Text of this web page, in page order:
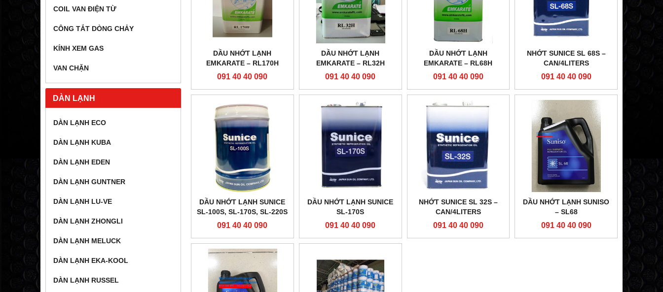
COIL VAN ĐIỆN TỪ
CÔNG TẮT DÒNG CHẢY
KÍNH XEM GAS
VAN CHẶN
DÀN LẠNH
DÀN LẠNH ECO
DÀN LẠNH KUBA
DÀN LẠNH EDEN
DÀN LẠNH GUNTNER
DÀN LẠNH LU-VE
DÀN LẠNH ZHONGLI
DÀN LẠNH MELUCK
DÀN LẠNH EKA-KOOL
DÀN LẠNH RUSSEL
DẦU NHỚT LẠNH
EMKARATE – RL170H
091 40 40 090
DẦU NHỚT LẠNH
EMKARATE – RL32H
091 40 40 090
DẦU NHỚT LẠNH
EMKARATE – RL68H
091 40 40 090
NHỚT SUNICE SL 68S –
CAN/4LITERS
091 40 40 090
DẦU NHỚT LẠNH SUNICE
SL-100S, SL-170S, SL-220S
091 40 40 090
DẦU NHỚT LẠNH SUNICE
SL-170S
091 40 40 090
NHỚT SUNICE SL 32S –
CAN/4LITERS
091 40 40 090
DẦU NHỚT LẠNH SUNISO
– SL68
091 40 40 090